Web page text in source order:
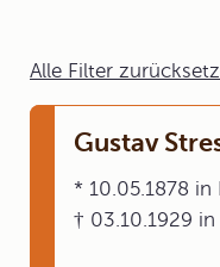
Alle Filter
Gustav
* 10.05.1878 in
† 03.10.1929 in